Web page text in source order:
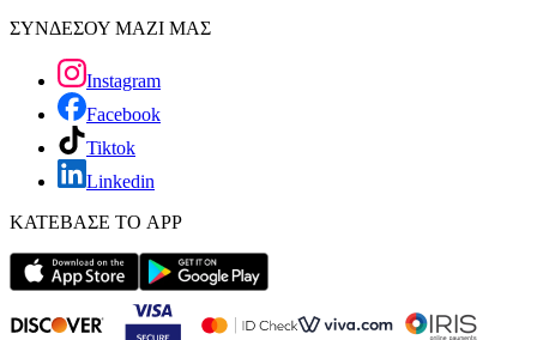
ΣΥΝΔΕΣΟΥ ΜΑΖΙ ΜΑΣ
Instagram
Facebook
Tiktok
Linkedin
ΚΑΤΕΒΑΣΕ ΤΟ APP